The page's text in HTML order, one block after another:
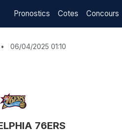
Pronostics Cotes Concours
• 06/04/2025 01:10
76ERS